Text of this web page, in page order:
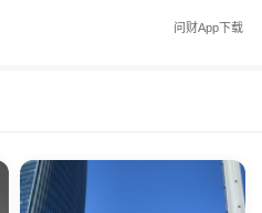
问财App下载